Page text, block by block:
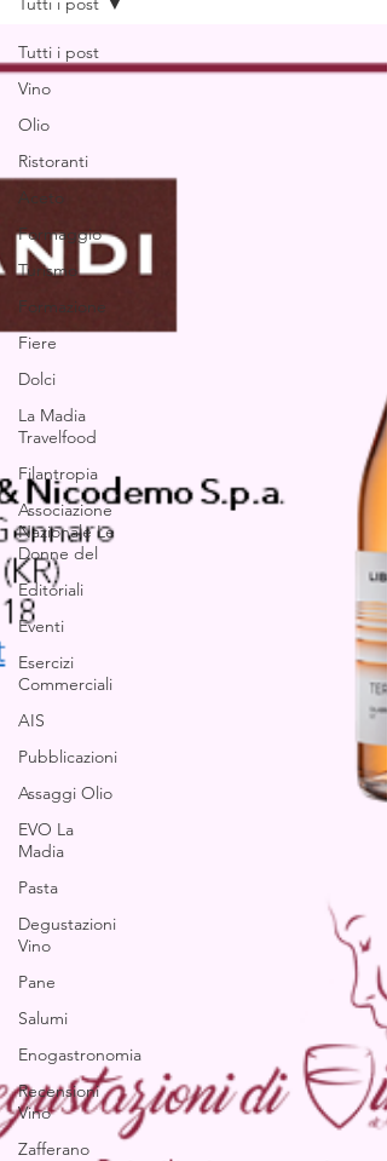
Tutti i post
Vino
Olio
Ristoranti
Aceto
Formaggio
Turismo
Formazione
Fiere
Dolci
La Madia
Travelfood
Filantropia
Associazione
Nazionale Le
Donne del
Editoriali
Eventi
Esercizi
Commerciali
AIS
Pubblicazioni
Assaggi Olio
EVO La
Madia
Pasta
Degustazioni
Vino
Pane
Salumi
Enogastronomia
Recensioni
Vino
Zafferano